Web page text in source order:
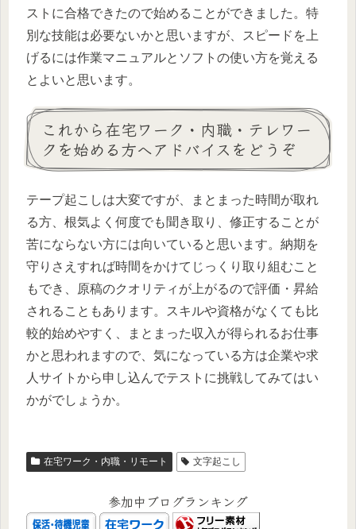
ストに合格できたので始めることができました。特
別な技能は必要ないかと思いますが、スピードを上
げるには作業マニュアルとソフトの使い方を覚える
とよいと思います。
これから在宅ワーク・内職・テレワー
クを始める方へアドバイスをどうぞ
テープ起こしは大変ですが、まとまった時間が取れ
る方、根気よく何度でも聞き取り、修正することが
苦にならない方には向いていると思います。納期を
守りさえすれば時間をかけてじっくり取り組むこと
もでき、原稿のクオリティが上がるので評価・昇給
されることもあります。スキルや資格がなくても比
較的始めやすく、まとまった収入が得られるお仕事
かと思われますので、気になっている方は企業や求
人サイトから申し込んでテストに挑戦してみてはい
かがでしょうか。
在宅ワーク・内職・リモート 文字起こし
参加中ブログランキング